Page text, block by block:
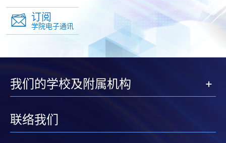
订阅
学院电子通讯
我们的学校及附属机构
联络我们